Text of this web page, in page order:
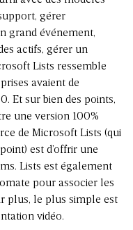
gérer
grand événement,
actifs, gérer un
Lists ressemble
avaient de
Et sur bien des points,
une version 100%
de Microsoft Lists (qui
est d’offrir une
Lists est également
pour associer les
plus, le plus simple est
vidéo.